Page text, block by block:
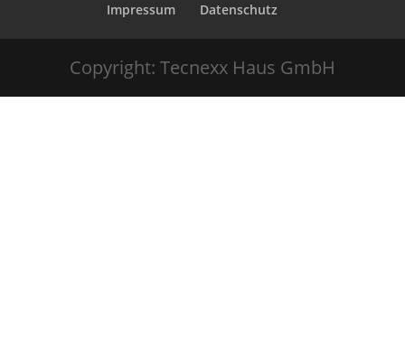
Impressum Datenschutz
Copyright: Tecnexx Haus GmbH